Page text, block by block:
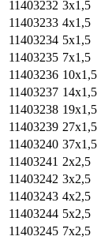
11403232 3х1,5
11403233 4х1,5
11403234 5х1,5
11403235 7х1,5
11403236 10х1,5
11403237 14х1,5
11403238 19х1,5
11403239 27х1,5
11403240 37х1,5
11403241 2х2,5
11403242 3х2,5
11403243 4х2,5
11403244 5х2,5
11403245 7х2,5